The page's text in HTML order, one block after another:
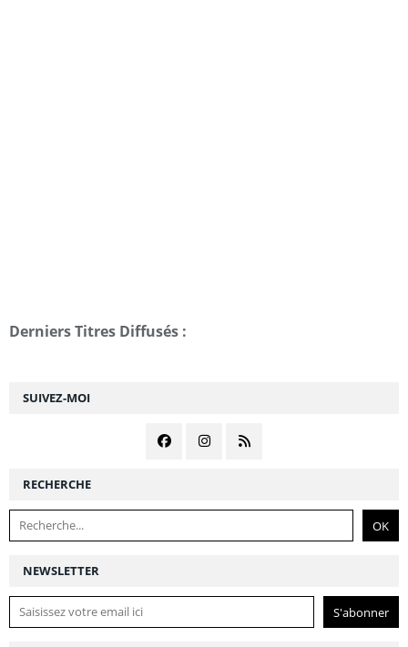
NEWSLETTER
SUIVEZ-MOI
RECHERCHE
Derniers Titres Diffusés :